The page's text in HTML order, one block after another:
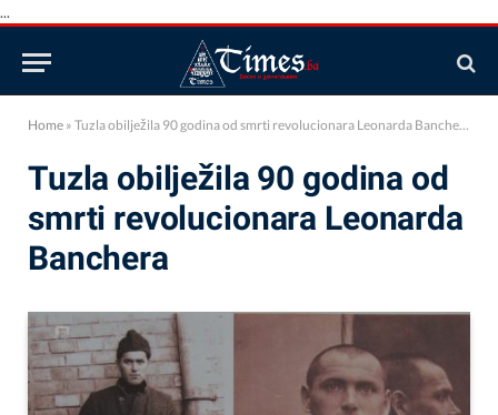
...
Home » Tuzla obilježila 90 godina od smrti revolucionara Leonarda Banchera
Tuzla obilježila 90 godina od
smrti revolucionara Leonarda
Banchera